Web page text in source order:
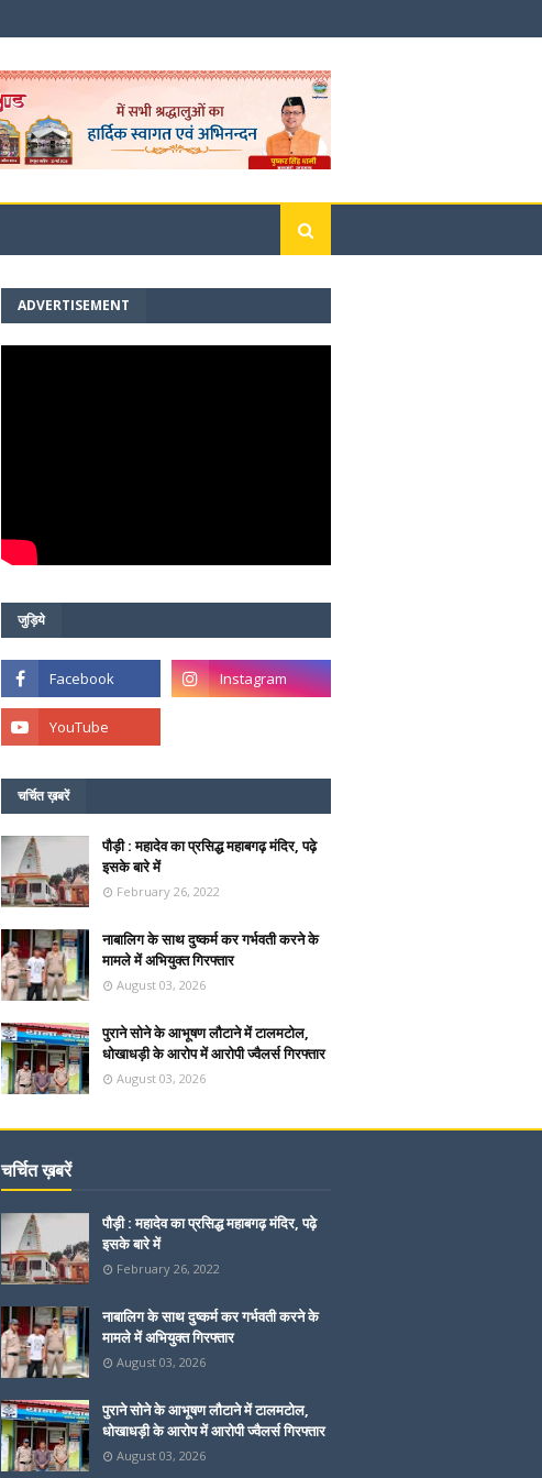
ADVERTISEMENT
जुड़िये
चर्चित ख़बरें
पौड़ी : महादेव का प्रसिद्ध महाबगढ़ मंदिर, पढ़े
इसके बारे में
February 26, 2022
नाबालिग के साथ दुष्कर्म कर गर्भवती करने के
मामले में अभियुक्त गिरफ्तार
August 03, 2026
पुराने सोने के आभूषण लौटाने में टालमटोल,
धोखाधड़ी के आरोप में आरोपी ज्वैलर्स गिरफ्तार
August 03, 2026
चर्चित ख़बरें
पौड़ी : महादेव का प्रसिद्ध महाबगढ़ मंदिर, पढ़े
इसके बारे में
February 26, 2022
नाबालिग के साथ दुष्कर्म कर गर्भवती करने के
मामले में अभियुक्त गिरफ्तार
August 03, 2026
पुराने सोने के आभूषण लौटाने में टालमटोल,
धोखाधड़ी के आरोप में आरोपी ज्वैलर्स गिरफ्तार
August 03, 2026